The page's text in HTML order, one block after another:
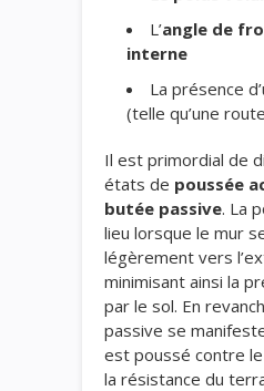
L’angle de
interne
La présence
(telle qu’une
Il est primordial de
états de poussée
butée passive. La
lieu lorsque le mur
légèrement vers
minimisant ainsi la
par le sol. En
passive se
est poussé contre
la résistance du